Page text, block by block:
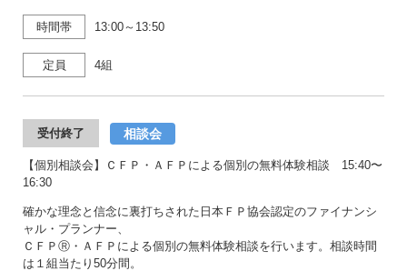
時間帯 13:00～13:50
定員 4組
受付終了 相談会
【個別相談会】ＣＦＰ・ＡＦＰによる個別の無料体験相談 15:40〜
16:30
確かな理念と信念に裏打ちされた日本ＦＰ協会認定のファイナンシ
ャル・プランナー、
ＣＦＰⓇ・ＡＦＰによる個別の無料体験相談を行います。相談時間
は１組当たり50分間。